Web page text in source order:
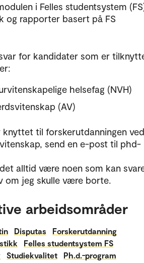
i Felles studentsystem
og rapporter basert på FS
for kandidater som er
helsefag (NVH)
(AV)
knyttet til forskerutdanningen ved
send en e-post til phd-
alltid være noen som kan
om jeg skulle være borte.
arbeidsområder
Disputas
Forskerutdanning
Felles studentsystem FS
Studiekvalitet Ph.d.-program